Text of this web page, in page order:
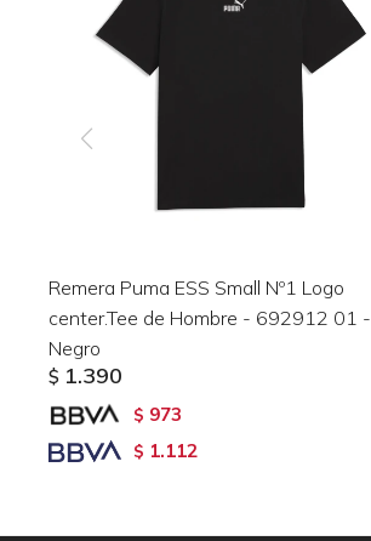
Remera Puma ESS Small Nº1 Logo
center.Tee de Hombre - 692912 01 -
Negro
$ 1.390
$ 973
$ 1.112